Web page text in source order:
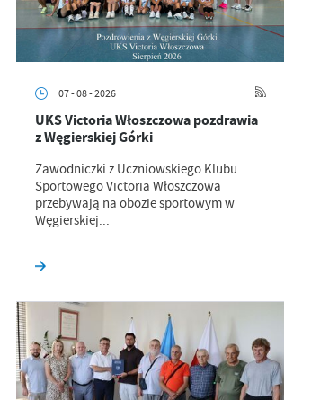
07 - 08 - 2026
UKS Victoria Włoszczowa pozdrawia
z Węgierskiej Górki
Zawodniczki z Uczniowskiego Klubu
Sportowego Victoria Włoszczowa
przebywają na obozie sportowym w
Węgierskiej...